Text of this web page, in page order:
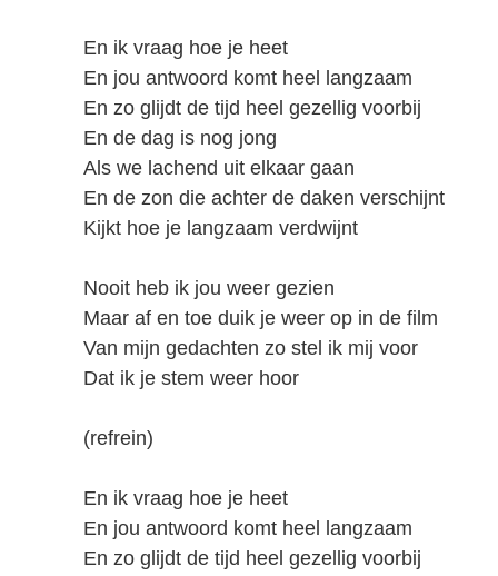
En ik vraag hoe je heet
En jou antwoord komt heel langzaam
En zo glijdt de tijd heel gezellig voorbij
En de dag is nog jong
Als we lachend uit elkaar gaan
En de zon die achter de daken verschijnt
Kijkt hoe je langzaam verdwijnt
Nooit heb ik jou weer gezien
Maar af en toe duik je weer op in de film
Van mijn gedachten zo stel ik mij voor
Dat ik je stem weer hoor
(refrein)
En ik vraag hoe je heet
En jou antwoord komt heel langzaam
En zo glijdt de tijd heel gezellig voorbij